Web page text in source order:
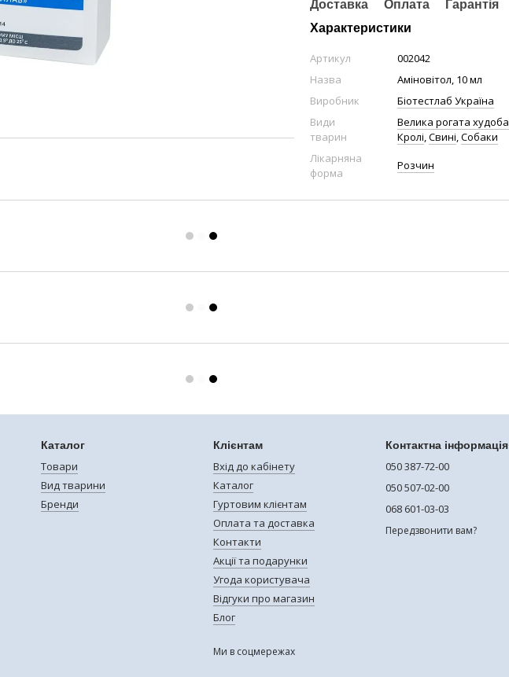
Доставка Оплата
Гарантія
Характеристики
Артикул
002042
Назва
Аміновітол, 10 мл
Виробник
Біотестлаб Україна
Види
тварин
Велика рогата худоба
Кролі,Свині,Собаки
Лікарняна
форма
Розчин
Каталог
Товари
Вид тварини
Бренди
Клієнтам
Вхід до кабінету
Каталог
Гуртовим клієнтам
Оплата та доставка
Контакти
Акції та подарунки
Угода користувача
Відгуки про магазин
Блог
Ми в соцмережах
Контактна інформація
050 387-72-00
050 507-02-00
068 601-03-03
Передзвонити вам?